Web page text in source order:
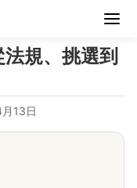
規、挑選到
13日